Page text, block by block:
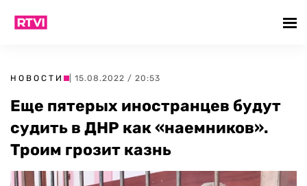
НОВОСТИ | 15.08.2022 / 20:53
Еще пятерых иностранцев будут
судить в ДНР как «наемников».
Троим грозит казнь